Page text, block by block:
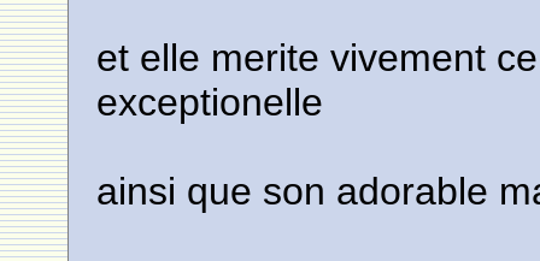
et elle merite vivement
exceptionelle
ainsi que son adorable